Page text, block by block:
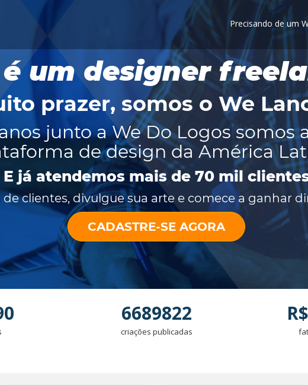
Precisando de um
um designer
prazer, somos o We
junto a We Do Logos somos
de design da América
E já atendemos mais de 70 mil
clientes, divulgue sua arte e comece a ganhar
CADASTRE-SE AGORA
6689822
criações publicadas